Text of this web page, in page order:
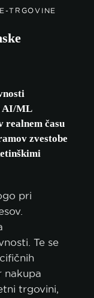
TRGOVINE
AI/ML
realnem času
zvestobe
pri
Te se
nakupa
trgovini,